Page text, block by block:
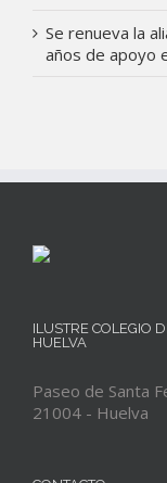
Se renueva la
años de apoyo
ILUSTRE COLEGIO
HUELVA
Paseo de Santa
21004 - Huelva